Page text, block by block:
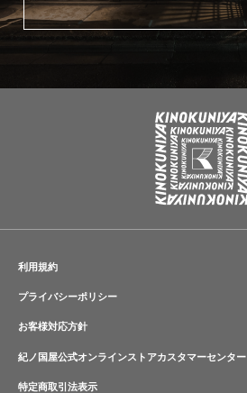
利用規約
プライバシーポリシー
お客様対応方針
紀ノ国屋公式オンラインストアカスタマーセンター
特定商取引法表示